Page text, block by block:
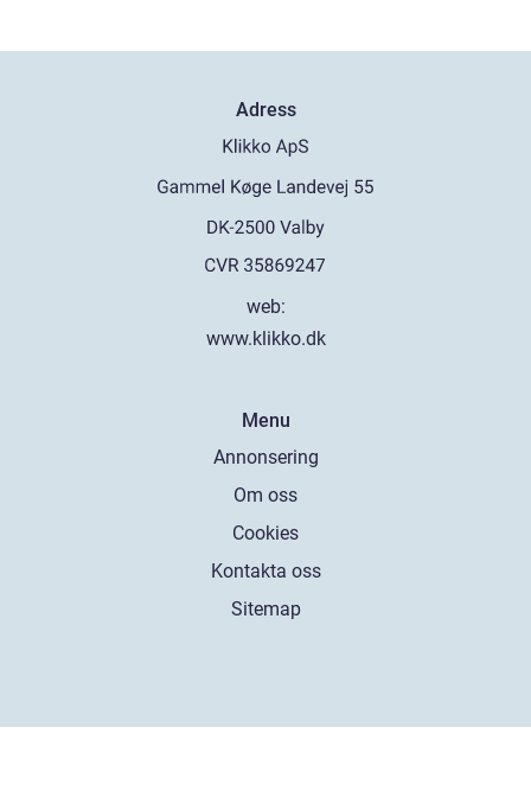
Adress
web:
www.klikko.dk
Menu
Annonsering
Om oss
Cookies
Kontakta oss
Sitemap